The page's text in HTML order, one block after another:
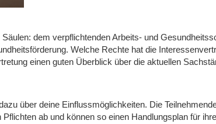
dem verpflichtenden Arbeits- und
Welche Rechte hat die
einen guten Überblick über die aktuellen
über deine Einflussmöglichkeiten. Die
ab und können so einen Handlungsplan für